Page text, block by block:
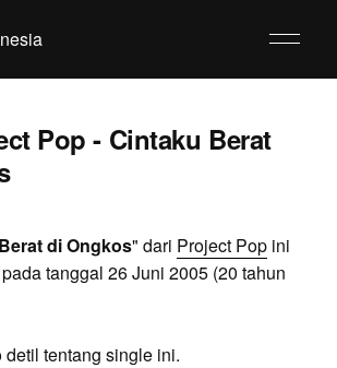
Pop - Cintaku Berat
di Ongkos" dari Project Popini
tanggal 26 Juni 2005 (20 tahun
detil tentang single ini.